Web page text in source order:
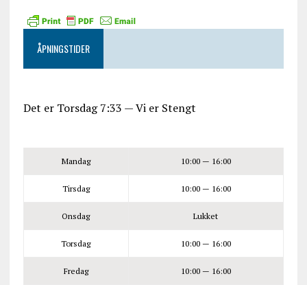
ÅPNINGSTIDER
Det erTorsdag7:33 —Vi er Stengt
Mandag 10:00 — 16:00
Tirsdag 10:00 — 16:00
Onsdag Lukket
Torsdag 10:00 — 16:00
Fredag 10:00 — 16:00